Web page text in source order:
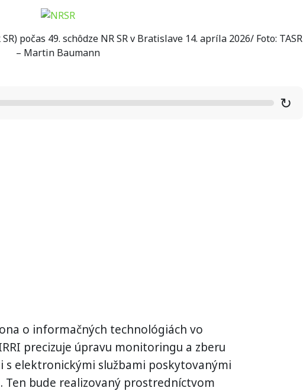
počas 49. schôdze NR SR v Bratislave 14. apríla 2026/ Foto: TASR
– Martin Baumann
↻
o informačných technológiách vo
precizuje úpravu monitoringu a zberu
s elektronickými službami poskytovanými
Ten bude realizovaný prostredníctvom